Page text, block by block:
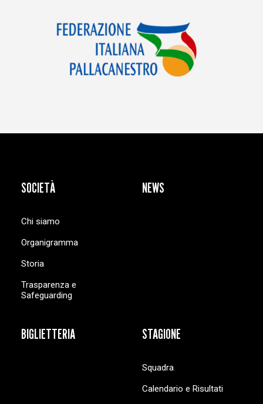
SOCIETÀ
Chi siamo
Organigramma
Storia
Trasparenza e
Safeguarding
NEWS
BIGLIETTERIA STAGIONE
Squadra
Calendario e Risultati